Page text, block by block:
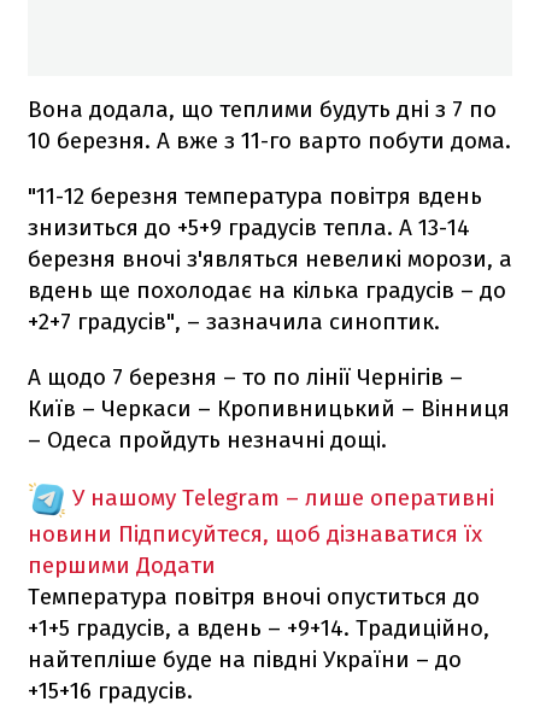
Вона додала, що теплими будуть дні з 7 по
10 березня. А вже з 11-го варто побути дома.
"11-12 березня температура повітря вдень
знизиться до +5+9 градусів тепла. А 13-14
березня вночі з'являться невеликі морози, а
вдень ще похолодає на кілька градусів – до
+2+7 градусів", – зазначила синоптик.
А щодо 7 березня – то по лінії Чернігів –
Київ – Черкаси – Кропивницький – Вінниця
– Одеса пройдуть незначні дощі.
У нашому Telegram – лише оперативні
новини Підписуйтеся, щоб дізнаватися їх
першими Додати
Температура повітря вночі опуститься до
+1+5 градусів, а вдень – +9+14. Традиційно,
найтепліше буде на півдні України – до
+15+16 градусів.